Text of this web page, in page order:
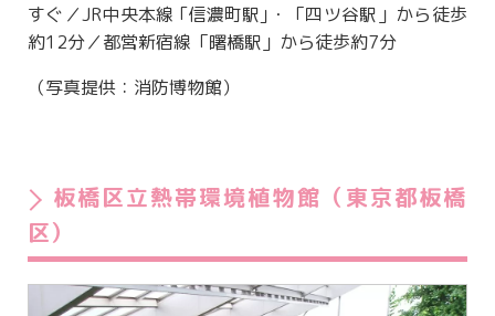
すぐ／JR中央本線 ｢信濃町駅｣・「四ツ谷駅」から徒歩
約12分／都営新宿線「曙橋駅」から徒歩約7分
（写真提供：消防博物館）
板橋区立熱帯環境植物館（東京都板橋
区）